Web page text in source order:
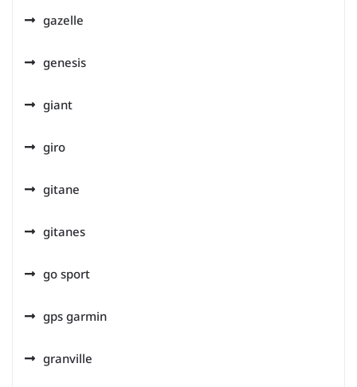
gazelle
genesis
giant
giro
gitane
gitanes
go sport
gps garmin
granville